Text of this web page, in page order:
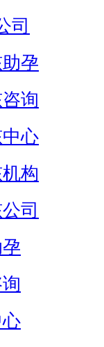
司
孕
询
心
构
司